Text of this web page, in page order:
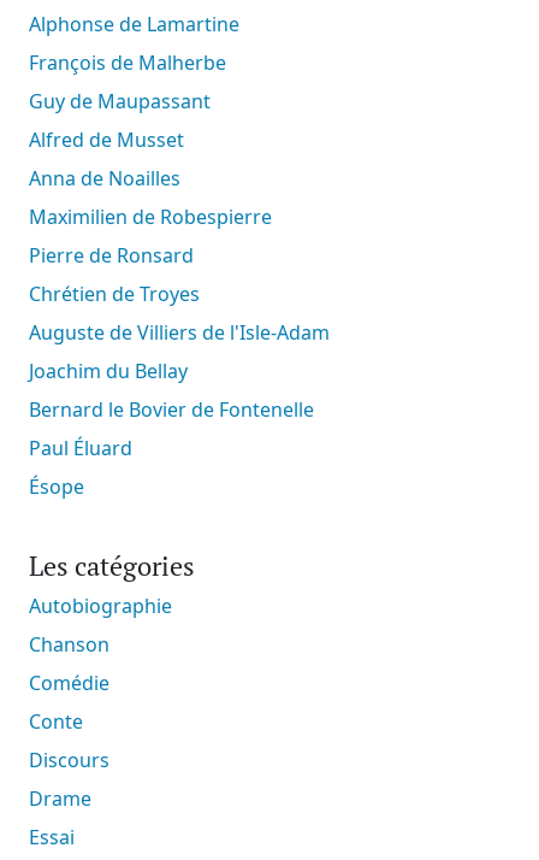
Alphonse de Lamartine
François de Malherbe
Guy de Maupassant
Alfred de Musset
Anna de Noailles
Maximilien de Robespierre
Pierre de Ronsard
Chrétien de Troyes
Auguste de Villiers de l'Isle-Adam
Joachim du Bellay
Bernard le Bovier de Fontenelle
Paul Éluard
Ésope
Les catégories
Autobiographie
Chanson
Comédie
Conte
Discours
Drame
Essai